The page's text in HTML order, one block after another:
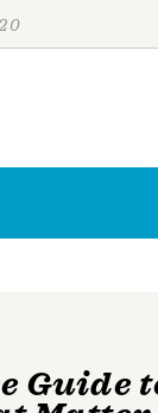
Guide